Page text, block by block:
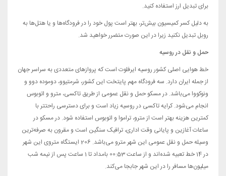
برای تبدیل ارز استفاده کنید.
به دلیل کسر کمیسیون بیش‌تر، بهتر است پول خود را در فرودگاه‌ها و یا هتل‌ها به
روبل تبدیل نکنید زیرا در این صورت متضرر خواهید شد.
حمل و نقل در روسیه
خط هوایی اصلی کشور روسیه ایرفلوت است که پروازهای متعددی به سراسر جهان
از جمله ایران دارد. سه فرودگاه مهم پایتخت این کشور، شرمتیوو، دوموده دوو و
ونوکووا می‌باشد. در مسکو حمل و نقل عمومی از طریق تاکسی، مترو و اتوبوس
انجام می‌شود. کرایه تاکسی در روسیه زیاد است و برای دسترسی راحتتر با
کمترین هزینه بهتر است از مترو، تراموا و اتوبوس استفاده شود. در مسکو در
ساعات آغازین و پایانی وقت اداری، ترافیک سنگین است و مقرون به صرفه‌ترین
وسیله حمل و نقل عمومی این شهر مترو می‌باشد. 206 ایستگاه متروی این شهر
در 14 خط تعبیه شده‌اند و از ساعت 00:53 بامداد تا 1 ساعت پس از نیمه شب
میلیون‌ها مسافر را در این شهر جابجا می‌کند.